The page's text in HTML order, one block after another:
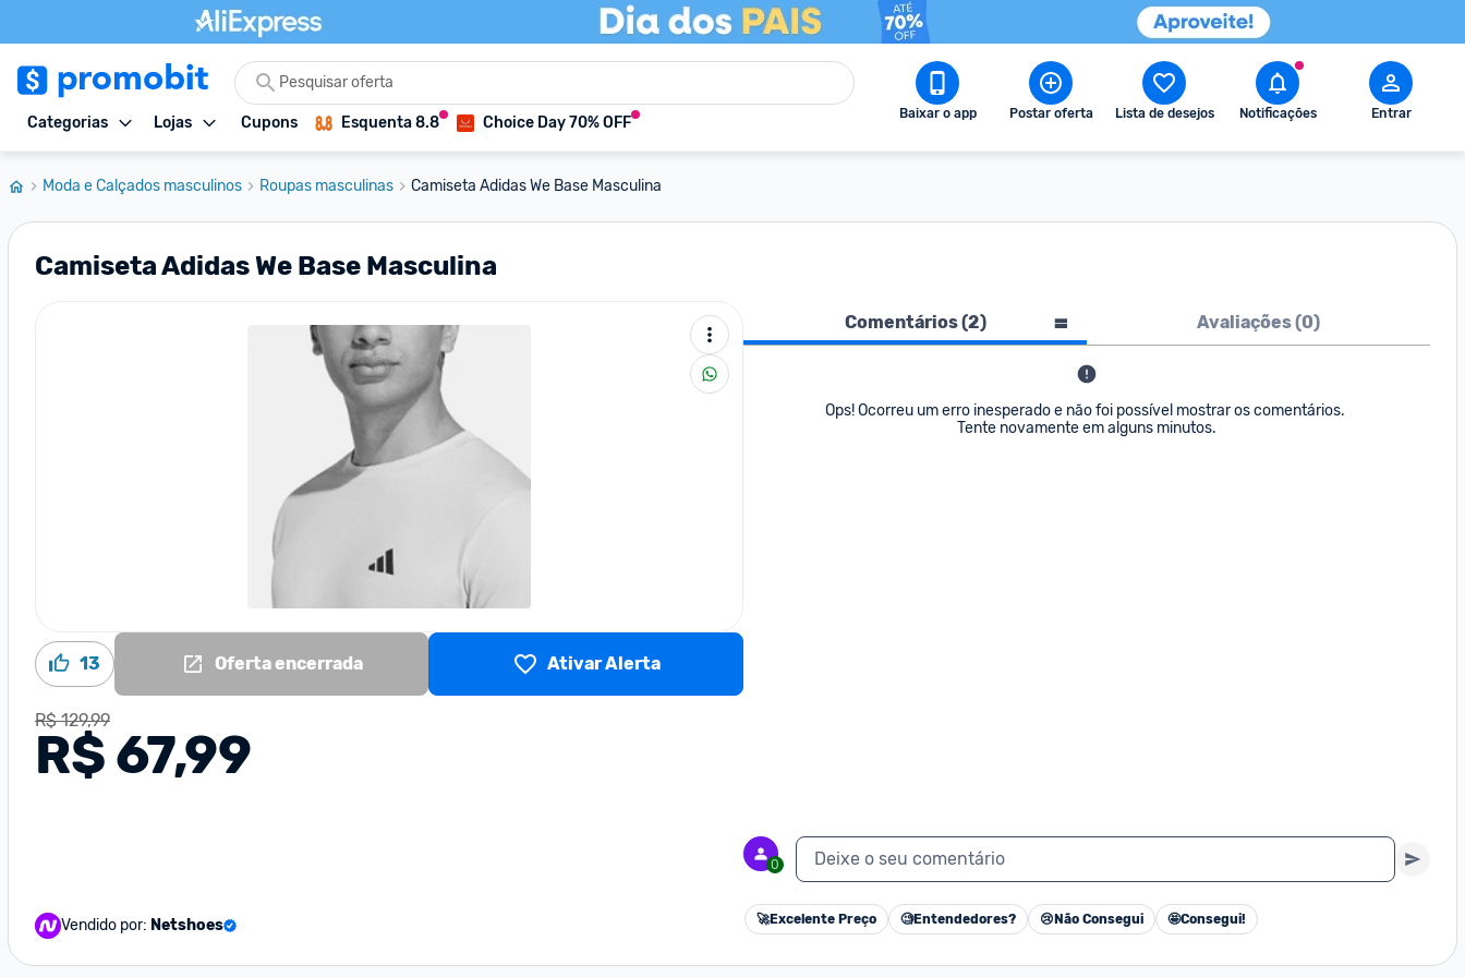
Categorias Lojas Cupons Esquenta 8.8 Choice Day 70% OFF Baixar o app Postar oferta Lista de desejos Notificações Entrar
Moda e Calçados masculinos Roupas masculinas Camiseta Adidas We Base Masculina
Camiseta Adidas We Base Masculina
13 Oferta encerrada Ativar Alerta
R$ 129,99
R$ 67,99
Vendido por: Netshoes
Comentários (2) Avaliações (0)
Ops! Ocorreu um erro inesperado e não foi possível mostrar os comentários.
Tente novamente em alguns minutos.
0 Deixe o seu comentário
🚀Excelente Preço 🧐Entendedores? 😢 Não Consegui 🤩Consegui!